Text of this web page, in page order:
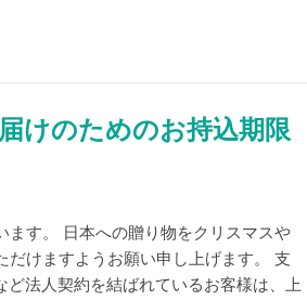
けのためのお持込期限
ます。 日本への贈り物をクリスマスや
けますようお願い申し上げます。 支
法人契約を結ばれているお客様は、上